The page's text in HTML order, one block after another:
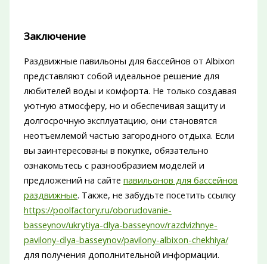
Заключение
Раздвижные павильоны для бассейнов от Albixon
представляют собой идеальное решение для
любителей воды и комфорта. Не только создавая
уютную атмосферу, но и обеспечивая защиту и
долгосрочную эксплуатацию, они становятся
неотъемлемой частью загородного отдыха. Если
вы заинтересованы в покупке, обязательно
ознакомьтесь с разнообразием моделей и
предложений на сайте павильонов для бассейнов
раздвижные. Также, не забудьте посетить ссылку
https://poolfactory.ru/oborudovanie-
basseynov/ukrytiya-dlya-basseynov/razdvizhnye-
pavilony-dlya-basseynov/pavilony-albixon-chekhiya/
для получения дополнительной информации.